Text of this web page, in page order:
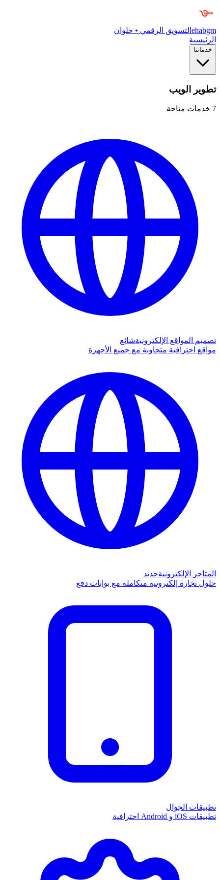
ehabgm التسويق الرقمي • حلوان
الرئيسية
خدماتنا
تطوير الويب
7 خدمات متاحة
تصميم المواقع الإلكترونيةشائع
مواقع احترافية متجاوبة مع جميع الأجهزة
المتاجر الإلكترونيةجديد
حلول تجارة إلكترونية متكاملة مع بوابات دفع
تطبيقات الجوال
تطبيقات iOS و Android احترافية